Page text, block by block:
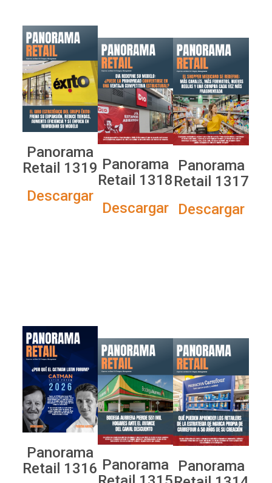
Panorama
Retail 1319
Descargar
Panorama
Retail 1318
Descargar
Panorama
Retail 1317
Descargar
Panorama
Retail 1316 Panorama
Panorama